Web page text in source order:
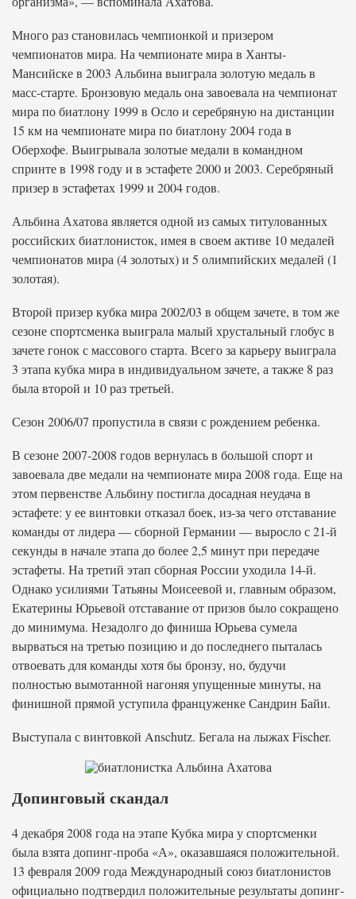
Много раз становилась чемпионкой и призером
чемпионатов мира. На чемпионате мира в Ханты-
Мансийске в 2003 Альбина выиграла золотую медаль в
масс-старте. Бронзовую медаль она завоевала на чемпионат
мира по биатлону 1999 в Осло и серебряную на дистанции
15 км на чемпионате мира по биатлону 2004 года в
Оберхофе. Выигрывала золотые медали в командном
спринте в 1998 году и в эстафете 2000 и 2003. Серебряный
призер в эстафетах 1999 и 2004 годов.
Альбина Ахатова является одной из самых титулованных
российских биатлонисток, имея в своем активе 10 медалей
чемпионатов мира (4 золотых) и 5 олимпийских медалей (1
золотая).
Второй призер кубка мира 2002/03 в общем зачете, в том же
сезоне спортсменка выиграла малый хрустальный глобус в
зачете гонок с массового старта. Всего за карьеру выиграла
3 этапа кубка мира в индивидуальном зачете, а также 8 раз
была второй и 10 раз третьей.
Сезон 2006/07 пропустила в связи с рождением ребенка.
В сезоне 2007-2008 годов вернулась в большой спорт и
завоевала две медали на чемпионате мира 2008 года. Еще на
этом первенстве Альбину постигла досадная неудача в
эстафете: у ее винтовки отказал боек, из-за чего отставание
команды от лидера — сборной Германии — выросло с 21-й
секунды в начале этапа до более 2,5 минут при передаче
эстафеты. На третий этап сборная России уходила 14-й.
Однако усилиями Татьяны Моисеевой и, главным образом,
Екатерины Юрьевой отставание от призов было сокращено
до минимума. Незадолго до финиша Юрьева сумела
вырваться на третью позицию и до последнего пыталась
отвоевать для команды хотя бы бронзу, но, будучи
полностью вымотанной нагоняя упущенные минуты, на
финишной прямой уступила француженке Сандрин Байи.
Выступала с винтовкой Anschutz. Бегала на лыжах Fischer.
Допинговый скандал
4 декабря 2008 года на этапе Кубка мира у спортсменки
была взята допинг-проба «А», оказавшаяся положительной.
13 февраля 2009 года Международный союз биатлонистов
официально подтвердил положительные результаты допинг-